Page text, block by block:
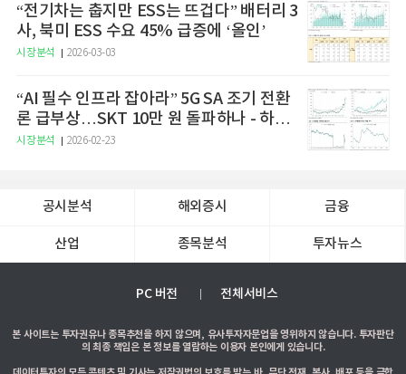
“전기차는 춥지만 ESS는 뜨겁다” 배터리 3
사, 북미 ESS 수요 45% 급증에 ‘올인’
시장분석 2026-03-03
“AI 필수 인프라 잡아라” 5G SA 조기 전환
론 급부상…SKT 10만 원 돌파하나 - 하나
증권
시장분석 2026-02-23
공시분석 해외증시 금융
산업 종목분석 투자뉴스
PC 버전 전체서비스
본 사이트는 투자권유나 종목추천을 하지 않으며, 유사투자자문업을 영위하지 않습니다. 투자판단
의 최종 책임은 본 정보를 열람하는 이용자 본인에게 있습니다.